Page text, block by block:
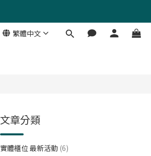
繁體中文
文章分類
實體櫃位 最新活動 (6)